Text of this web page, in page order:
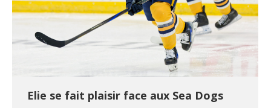
Elie se fait plaisir face aux Sea Dogs